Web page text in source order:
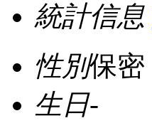
統計信息
性別保密
生日-